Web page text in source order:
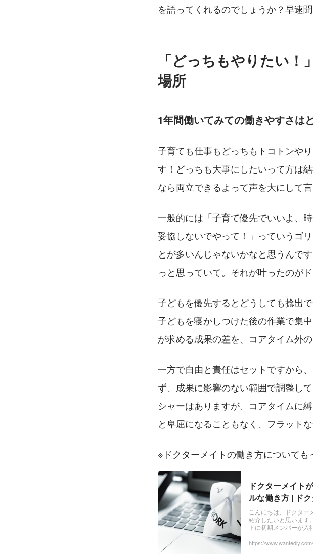
を語ってくれるのでしょうか？早速
「どっちもやりたい
場所
1年間働いてみての働きやすさは
子育ても仕事もどっちもトコトンや
す！どっちも大事にしたいって方は
なら両立できるよって声を大にして言
一般的には「子育て優先でいいよ、
妥協しないでやって！」っていうゴ
とが多いんじゃないかなと思うんで
っと思っていて。それが叶ったのがド
子どもを優先するとどうしても捻出
子どもを寝かしつけた後の作業で集
が求める成果の差を、コアタイム外
一方で自由と責任はセットですから
ず、成果に影響のない範囲で調整し
シャーはありますが、コアタイムに
と卑屈になることもなく、フラット
※ドクターメイトの働き方についても
ドクターメイト
ルな働き方 | ド
こんにちは、ドクタ
紹介したいと思います
トに初期メンバーが
https://